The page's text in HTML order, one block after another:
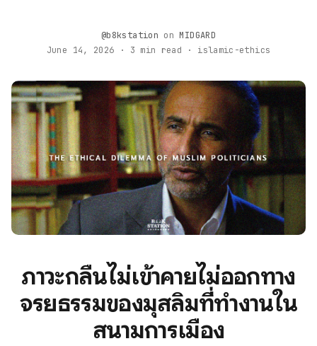
@b8kstation on MIDGARD
June 14, 2026 · 3 min read · islamic-ethics
ภาวะกลืนไม่เข้าคายไม่ออกทาง
จริยธรรมของมุสลิมที่ทำงานใน
สนามการเมือง